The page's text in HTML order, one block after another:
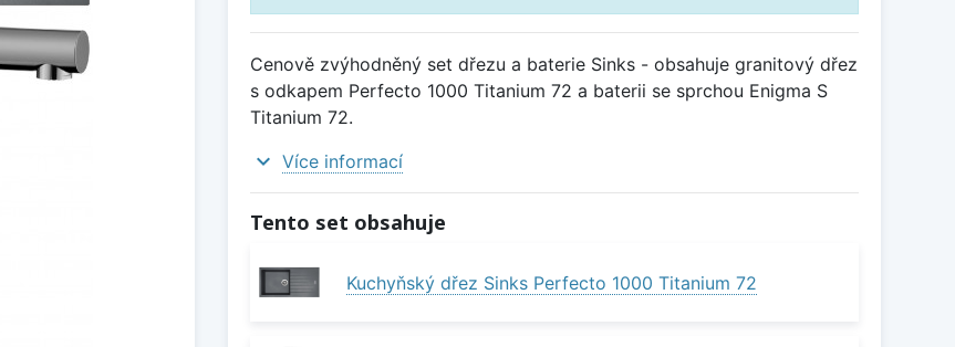
Cenově zvýhodněný set dřezu a baterie Sinks - obsahuje granitový dřez
s odkapem Perfecto 1000 Titanium 72 a baterii se sprchou Enigma S
Titanium 72.
expand_more Více informací
Tento set obsahuje
Kuchyňský dřez Sinks Perfecto 1000 Titanium 72